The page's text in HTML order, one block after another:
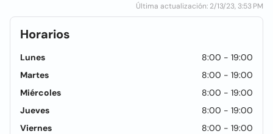
Última actualización: 2/13/23, 3:53 PM
Horarios
Lunes
8:00 - 19:00
Martes
8:00 - 19:00
Miércoles
8:00 - 19:00
Jueves
8:00 - 19:00
Viernes
8:00 - 19:00